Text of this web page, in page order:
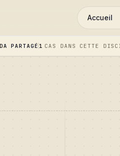
Accueil
PARTAGÉ 1 CAS DANS CETTE